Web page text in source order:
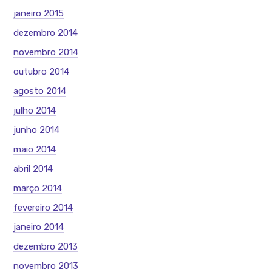
janeiro 2015
dezembro 2014
novembro 2014
outubro 2014
agosto 2014
julho 2014
junho 2014
maio 2014
abril 2014
março 2014
fevereiro 2014
janeiro 2014
dezembro 2013
novembro 2013